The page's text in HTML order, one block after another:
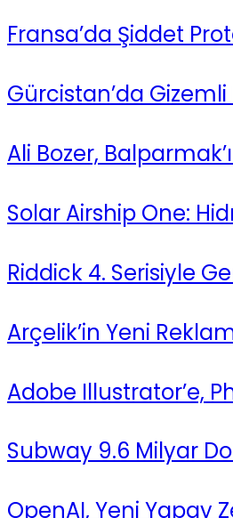
Fransa’da Şiddet
Gürcistan’da Gizemli
Ali Bozer,
Solar Airship One:
Riddick 4. Serisiyle
Arçelik’in Yeni
Adobe Illustrator’e,
Subway 9.6 Milyar
OpenAI, Yeni Yapay